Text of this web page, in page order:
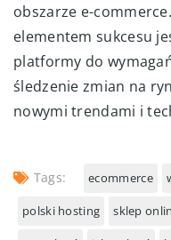
obszarze e-
elementem sukcesu
platformy do
śledzenie zmian na
nowymi trendami i
Tags: ecommerce
polski hosting sklep